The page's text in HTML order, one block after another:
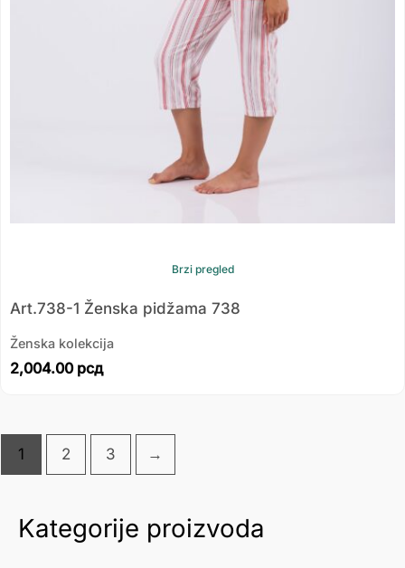
Kategorije proizvoda
Brzi pregled
Art.738-1 Ženska pidžama 738
Ženska kolekcija
2,004.00 рсд
1 2 3 →